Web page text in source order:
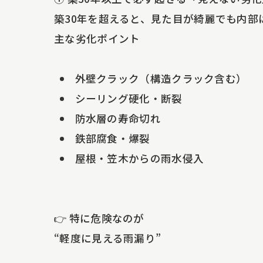
築30年を超えると、見た目が綺麗でも内部
主な劣化ポイント
外壁クラック（構造クラック含む）
シーリング硬化・断裂
防水層の寿命切れ
鉄部腐食・爆裂
屋根・笠木からの雨水侵入
👉 特に危険なのが
“軽度に見える雨漏り”